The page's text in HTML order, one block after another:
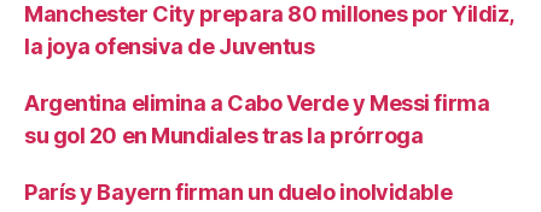
Manchester City prepara 80 millones por Yildiz,
la joya ofensiva de Juventus
Argentina elimina a Cabo Verde y Messi firma
su gol 20 en Mundiales tras la prórroga
París y Bayern firman un duelo inolvidable